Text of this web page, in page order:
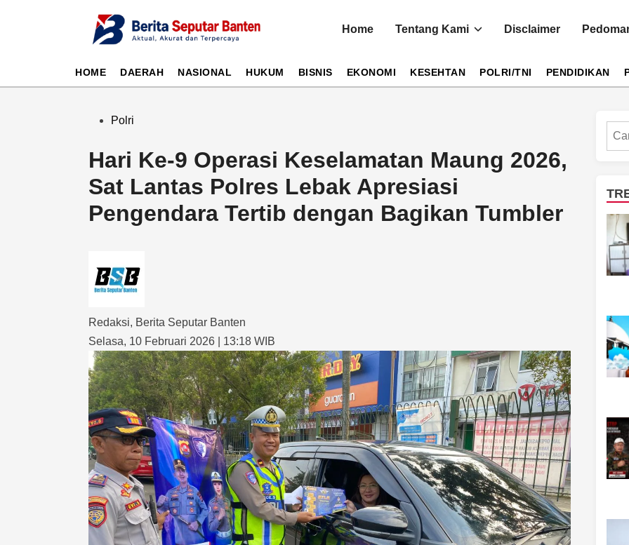
Home Tentang Kami Disclaimer
HOME DAERAH NASIONAL HUKUM BISNIS EKONOMI KESEHTAN POLRI/TNI PENDIDIKAN
PostedPolri
Hari Ke-9 Operasi Keselamatan Maung 2026,
Sat Lantas Polres Lebak Apresiasi
Pengendara Tertib dengan Bagikan Tumbler
Redaksi, Berita Seputar Banten
Selasa, 10 Februari 2026 | 13:18 WIB
Cari